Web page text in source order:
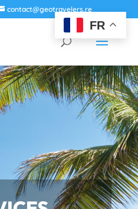
contact@geotravelers.re
FR